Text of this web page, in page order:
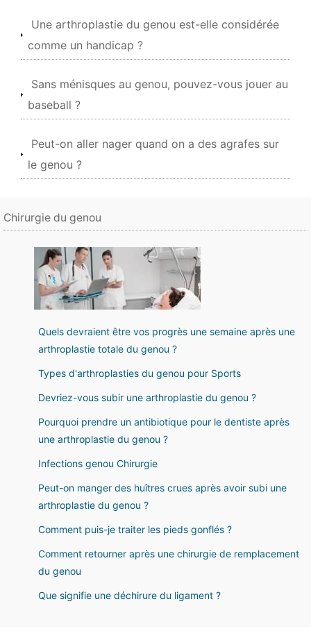
Une arthroplastie du genou est-elle considérée
comme un handicap ?
Sans ménisques au genou, pouvez-vous jouer au
baseball ?
Peut-on aller nager quand on a des agrafes sur
le genou ?
Chirurgie du genou
Quels devraient être vos progrès une semaine après une
arthroplastie totale du genou ?
Types d'arthroplasties du genou pour Sports
Devriez-vous subir une arthroplastie du genou ?
Pourquoi prendre un antibiotique pour le dentiste après
une arthroplastie du genou ?
Infections genou Chirurgie
Peut-on manger des huîtres crues après avoir subi une
arthroplastie du genou ?
Comment puis-je traiter les pieds gonflés ?
Comment retourner après une chirurgie de remplacement
du genou
Que signifie une déchirure du ligament ?